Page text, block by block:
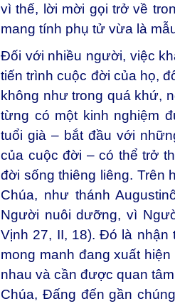
vì thế, lời mời gọi trở về
mang tính phụ tử vừa là
Đối với nhiều người, việc
tiến trình cuộc đời của họ,
không như trong quá khứ,
từng có một kinh nghiệm
tuổi già – bắt đầu với
của cuộc đời – có thể trở
đời sống thiêng liêng. Trên
Chúa, như thánh
Người nuôi dưỡng, vì
Vịnh 27, II, 18). Đó là
mong manh đang xuất
nhau và cần được quan
Chúa, Đấng đến gần